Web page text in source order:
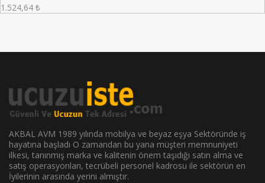
1.524,64 ₺
AKBAL AVM 1989 yılında mobilya ve beyaz eşya Sektöründe iş
hayatına başladı O zamandan bu yana müşteri memnuniyeti
ilkesi, tanınmış marka ve kalitenin önem taşıdığı satın alma ve
satış operasyonları, tecrübeli personel kadrosu ile sektörün en
İyilerinin arasında yerini almıştır.